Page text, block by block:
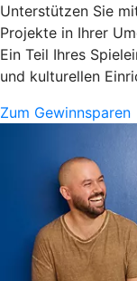
Unterstützen Sie
Projekte in Ihrer
Ein Teil Ihres
und kulturellen
Zum Gewinnsparen